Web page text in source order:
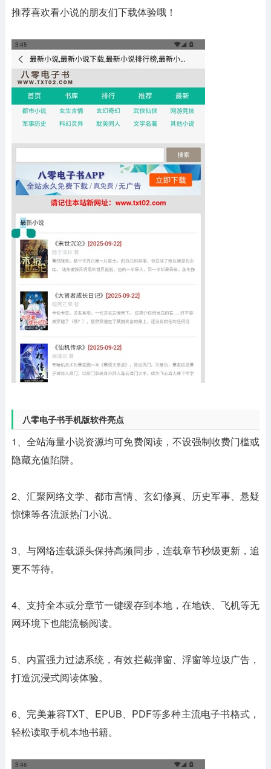
推荐喜欢看小说的朋友们下载体验哦！
八零电子书手机版软件亮点
1、全站海量小说资源均可免费阅读，不设强制收费门槛或
隐藏充值陷阱。
2、汇聚网络文学、都市言情、玄幻修真、历史军事、悬疑
惊悚等各流派热门小说。
3、与网络连载源头保持高频同步，连载章节秒级更新，追
更不等待。
4、支持全本或分章节一键缓存到本地，在地铁、飞机等无
网环境下也能流畅阅读。
5、内置强力过滤系统，有效拦截弹窗、浮窗等垃圾广告，
打造沉浸式阅读体验。
6、完美兼容TXT、EPUB、PDF等多种主流电子书格式，
轻松读取手机本地书籍。